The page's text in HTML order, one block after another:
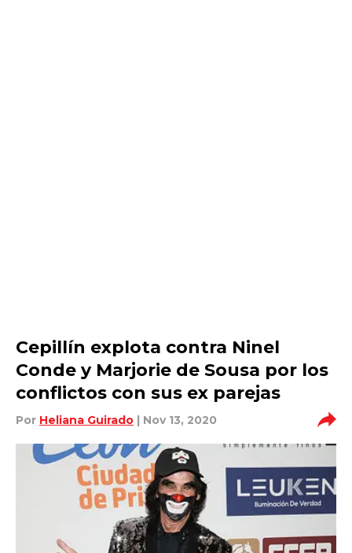
Cepillín explota contra Ninel
Conde y Marjorie de Sousa por los
conflictos con sus ex parejas
Por Heliana Guirado | Nov 13, 2020